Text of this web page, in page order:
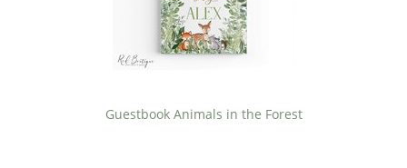
Guestbook Animals in the Forest